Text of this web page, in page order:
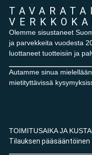
Olemme sisustaneet
ja parvekkeita vuodesta
luottaneet tuotteisiin ja
Autamme sinua
mietityttävissä
TOIMITUSAIKA JA
Tilauksen pääsääntöinen